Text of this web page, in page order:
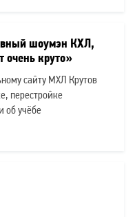
шоумэн КХЛ,
очень круто»
сайту МХЛ Крутов
перестройке
об учёбе